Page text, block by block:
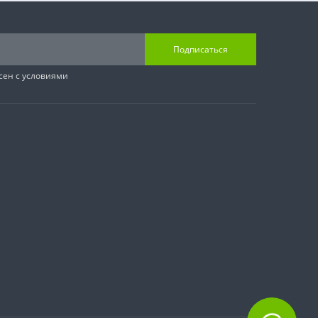
Подписаться
с условиями